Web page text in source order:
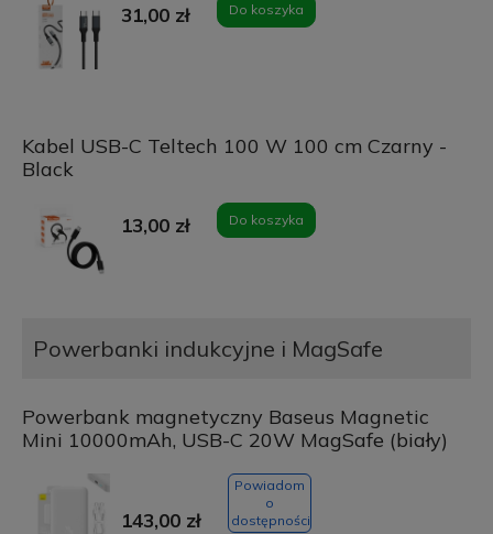
31,00 zł Do koszyka
Kabel USB-C Teltech 100 W 100 cm Czarny -
Black
13,00 zł Do koszyka
Powerbanki indukcyjne i MagSafe
Powerbank magnetyczny Baseus Magnetic
Mini 10000mAh, USB-C 20W MagSafe (biały)
143,00 zł
Powiadom
o
dostępności